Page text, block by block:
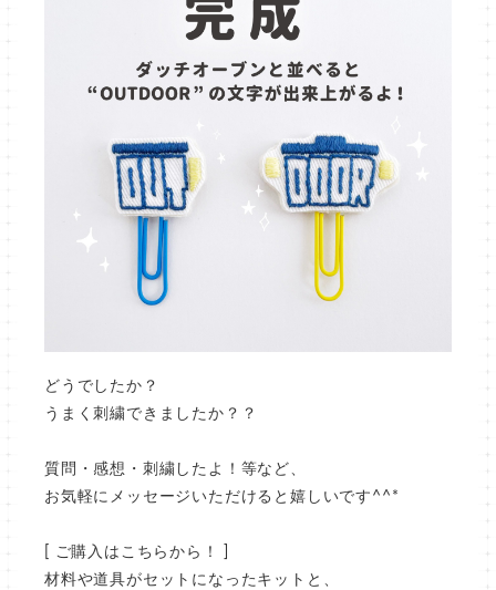
どうでしたか？
うまく刺繍できましたか？？
質問・感想・刺繍したよ！等など、
お気軽にメッセージいただけると嬉しいです^^*
[ ご購入はこちらから！ ]
材料や道具がセットになったキットと、